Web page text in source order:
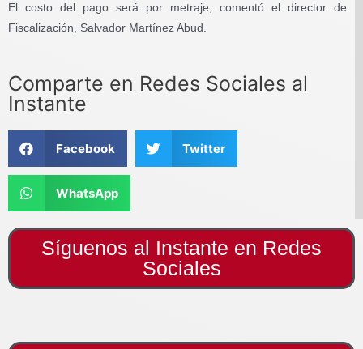
El costo del pago será por metraje, comentó el director de
Fiscalización, Salvador Martínez Abud.
Comparte en Redes Sociales al
Instante
Facebook Twitter
WhatsApp
Síguenos al Instante en Redes
Sociales